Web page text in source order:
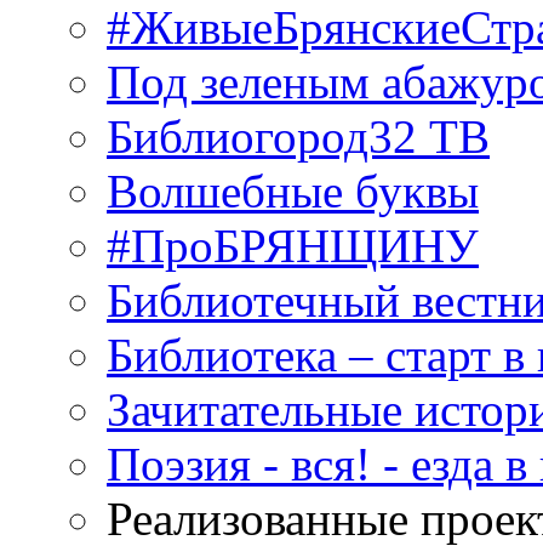
Под зеленым
Библиогород32 ТВ
Волшебные буквы
#ПроБРЯНЩИНУ
Библиотечный
Библиотека – старт
Зачитательные
Поэзия - вся! - езда в
Реализованные